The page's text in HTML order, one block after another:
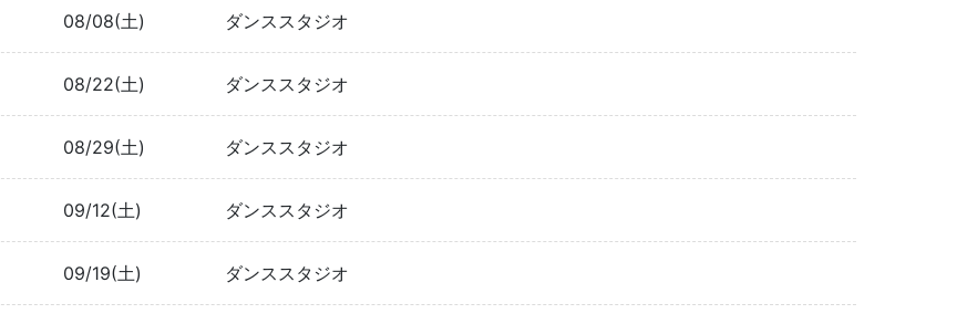
08/08(土) ダンススタジオ
08/22(土) ダンススタジオ
08/29(土) ダンススタジオ
09/12(土) ダンススタジオ
09/19(土) ダンススタジオ